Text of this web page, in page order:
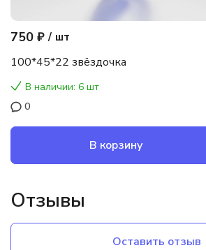
750 ₽ / шт
100*45*22 звёздочка
В наличии: 6 шт
0
В корзину
Отзывы
Оставить отзыв